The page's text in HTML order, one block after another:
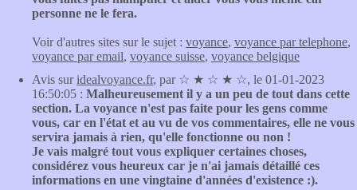
personne ne le fera.
Voir d'autres sites sur le sujet : voyance, voyance par telephone,
voyance par email, voyance suisse, voyance belgique
Avis suridealvoyance.fr, par ☆ ★ ☆ ★ ☆, le 01-01-2023
16:50:05 : Malheureusement il y a un peu de tout dans cette
section. La voyance n'est pas faite pour les gens comme
vous, car en l'état et au vu de vos commentaires, elle ne vous
servira jamais à rien, qu'elle fonctionne ou non !
Je vais malgré tout vous expliquer certaines choses,
considérez vous heureux car je n'ai jamais détaillé ces
informations en une vingtaine d'années d'existence :).